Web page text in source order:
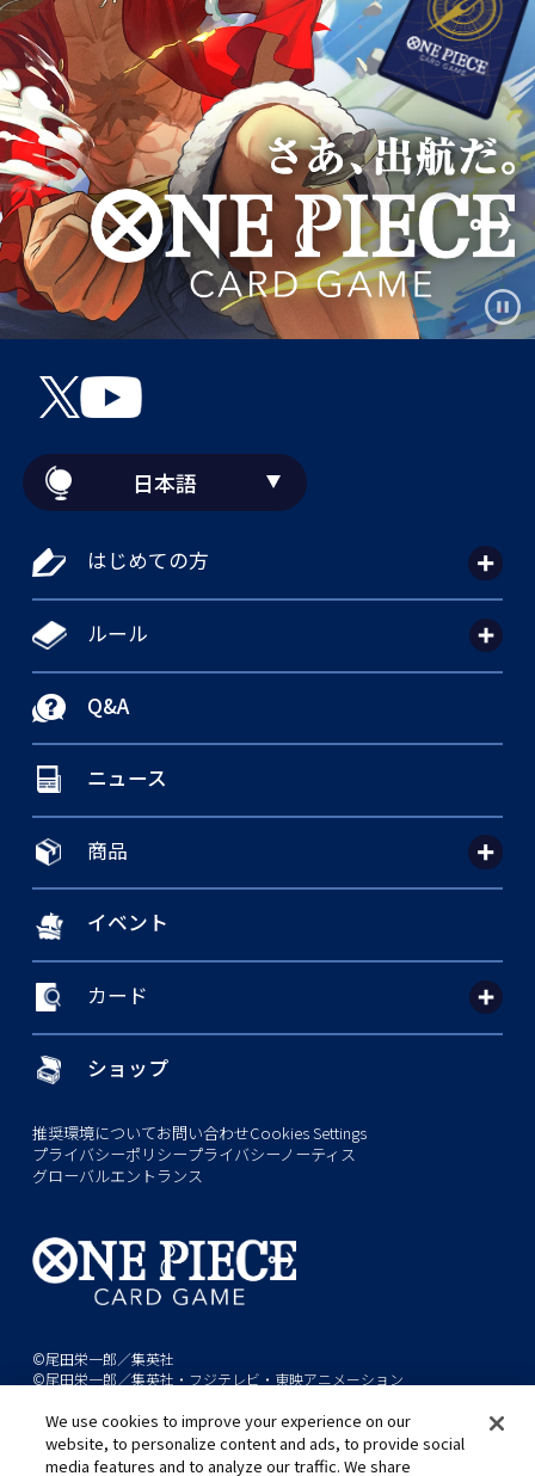
日本語
はじめての方
ルール
Q&A
ニュース
商品
イベント
カード
ショップ
推奨環境についてお問い合わせCookies Settings
プライバシーポリシープライバシーノーティス
グローバルエントランス
©尾田栄一郎／集英社
©尾田栄一郎／集英社・フジテレビ・東映アニメーション
このwebサイトに記載されているすべての画像・テキスト・データの無
断転用、転載をお断りします。
We use cookies to improve your experience on our
website, to personalize content and ads, to provide social
media features and to analyze our traffic. We share